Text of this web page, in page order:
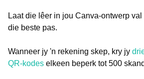
Laat die lêer in jou Canva-ontwerp
die beste pas.
Wanneer jy 'n rekening skep, kry jy
QR-kodes elkeen beperk tot 500